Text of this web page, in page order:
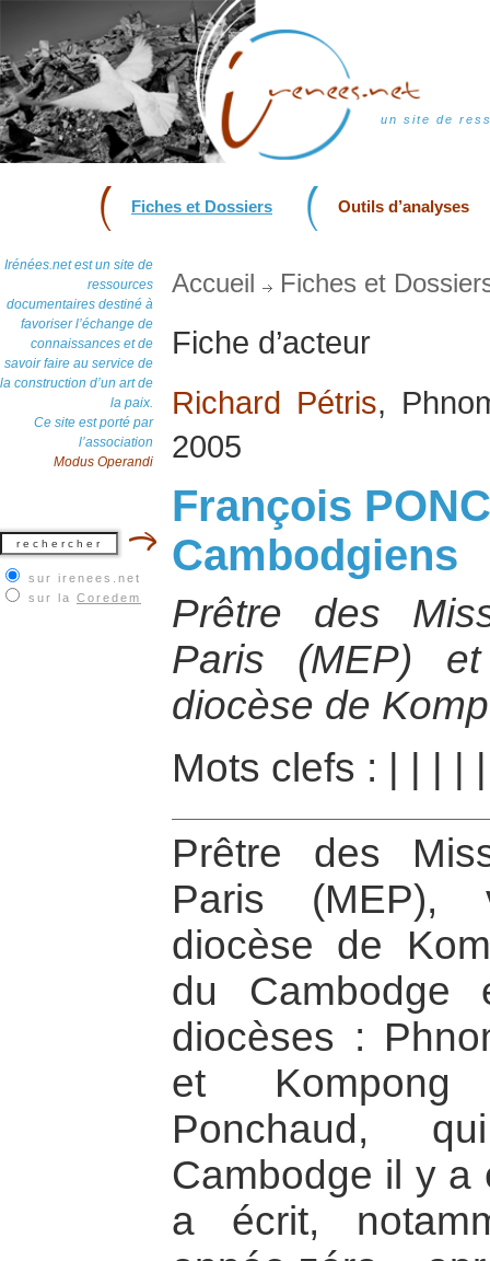
un site de
Fiches et Dossiers Outils d’analyses
Irénées.net est un site de
ressources
documentaires destiné à
favoriser l’échange de
connaissances et de
savoir faire au service de
la construction d’un art de
la paix.
Ce site est porté par
l’association
Modus Operandi
sur irenees.net
sur la Coredem
Accueil Fiches et
Fiche d’acteur
Richard Pétris,
2005
François
Cambodgiens
Prêtre des
Paris (MEP)
diocèse de
Mots clefs :
Prêtre des
Paris (MEP),
diocèse de
du Cambodge
diocèses :
et Kompong
Ponchaud,
Cambodge il y a
a écrit,